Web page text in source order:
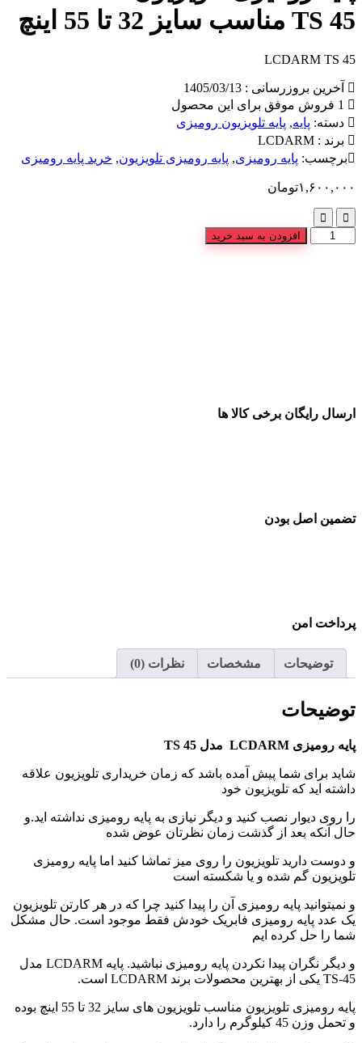
TS 45 مناسب سایز 32 تا 55 اینچ
LCDARM TS 45
آخرین بروزرسانی : 1405/03/13
دسته: پایه, پایه تلویزیون رومیزی
برند : LCDARM
برچسب: پایه رومیزی, پایه رومیزی تلویزیون, خرید پایه رومیزی
۱,۶۰۰,۰۰۰تومان
افزودن به سبد خرید
ارسال رایگان برخی کالا ها
تضمین اصل بودن
پرداخت امن
توضیحات مشخصات نظرات (0)
توضیحات
پایه رومیزی LCDARM مدل TS 45
شاید برای شما پیش آمده باشد که زمان خریداری تلویزیون علاقه
داشته اید که تلویزیون خود
را روی دیوار نصب کنید و دیگر نیازی به پایه رومیزی نداشته اید.و
حال آنکه بعد از گذشت زمان نظرتان عوض شده
و دوست دارید تلویزیون را روی میز تماشا کنید اما پایه رومیزی
تلویزیون گم شده و یا شکسته است
و نمیتوانید پایه رومیزی آن را پیدا کنید چرا که در هر کارتن تلویزیون
یک عدد پایه رومیزی فابریک خودش فقط موجود است. حال مشکل
شما را حل کرده ایم
و دیگر نگران پیدا نکردن پایه رومیزی نباشید. پایه LCDARM مدل
TS-45 یکی از بهترین محصولات برند LCDARM است.
پایه رومیزی تلویزیون مناسب تلویزیون های سایز 32 تا 55 اینچ بوده
و تحمل وزن 45 کیلوگرم را دارد.